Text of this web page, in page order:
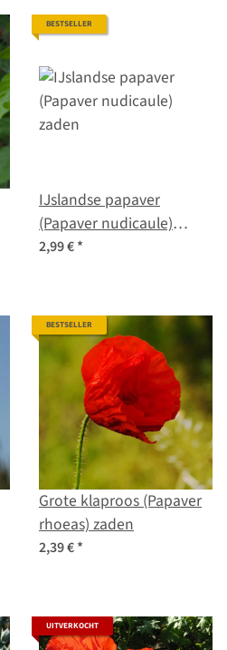
BESTSELLER
IJslandse papaver
(Papaver nudicaule)
zaden
2,99 €*
BESTSELLER
Grote klaproos (Papaver
rhoeas) zaden
2,39 €*
UITVERKOCHT